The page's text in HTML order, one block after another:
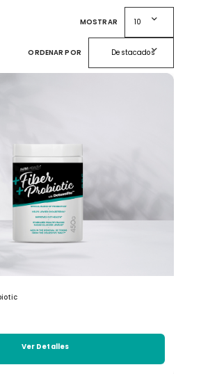
MOSTRAR 10 expand_more
ORDENAR POR Destacados
expand_more
Ver Detalles